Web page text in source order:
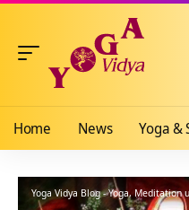
Home News Yoga &
Yoga Vidya Blog - Yoga, Meditation